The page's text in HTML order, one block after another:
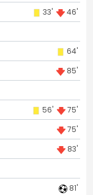
33' 46'
64'
85'
56' 75'
75'
83'
81'